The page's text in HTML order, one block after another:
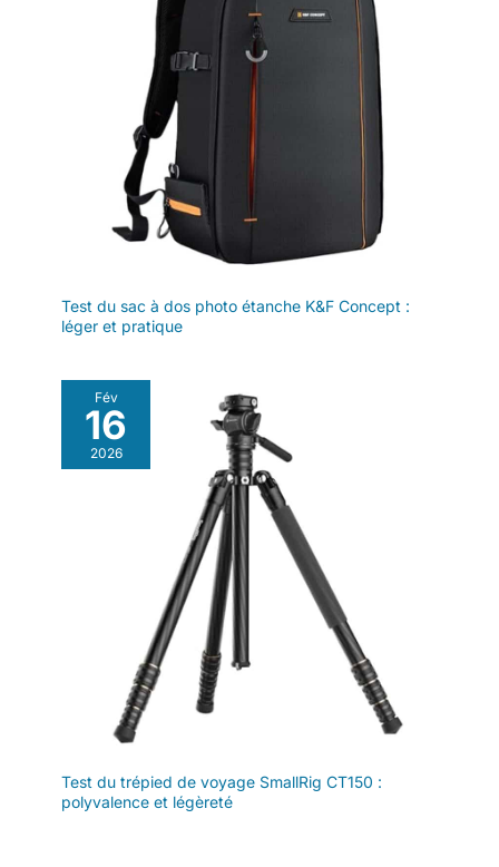
Test du sac à dos photo étanche K&F Concept :
léger et pratique
Fév
16
2026
Test du trépied de voyage SmallRig CT150 :
polyvalence et légèreté